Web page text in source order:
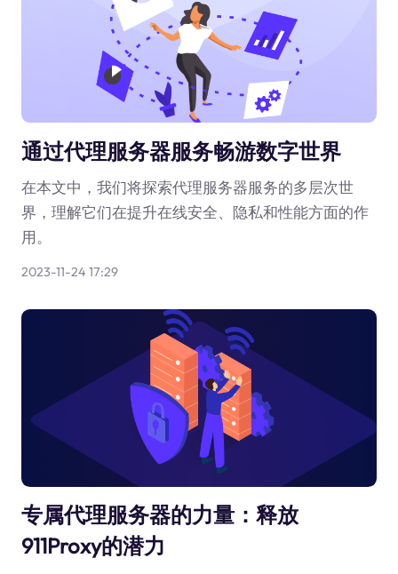
通过代理服务器服务畅游数字世界
在本文中，我们将探索代理服务器服务的多层次世
界，理解它们在提升在线安全、隐私和性能方面的作
用。
2023-11-24 17:29
专属代理服务器的力量：释放
911Proxy的潜力